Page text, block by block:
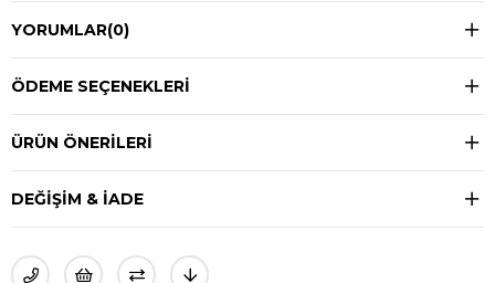
YORUMLAR(0)
ÖDEME SEÇENEKLERI
ÜRÜN ÖNERILERI
DEĞIŞIM & İADE